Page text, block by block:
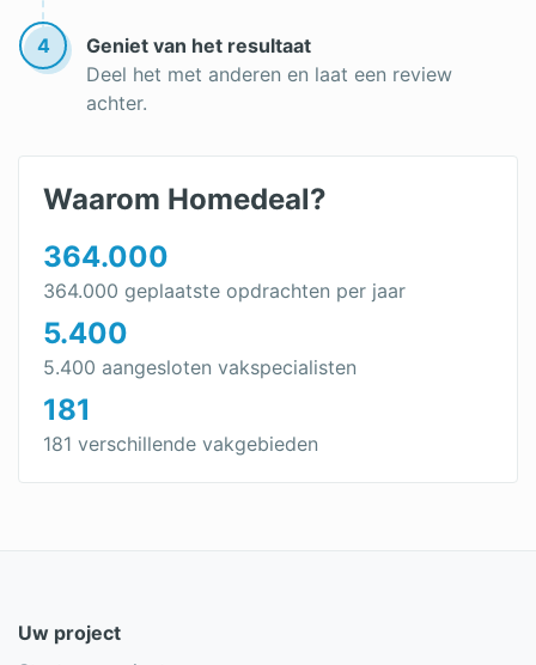
4
Geniet van het resultaat
Deel het met anderen en laat een review
achter.
Waarom Homedeal?
364.000
364.000 geplaatste opdrachten per jaar
5.400
5.400 aangesloten vakspecialisten
181
181 verschillende vakgebieden
Uw project